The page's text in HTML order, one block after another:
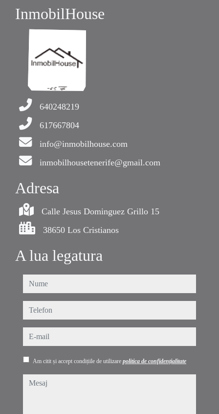
InmobilHouse
640248219
617667804
info@inmobilhouse.com
inmobilhousetenerife@gmail.com
Adresa
Calle Jesus Dominguez Grillo 15
38650 Los Cristianos
A lua legatura
nume
telefon
e-mail
Am citit și accept condițiile de utilizare politica de confidențialitate
mesaj